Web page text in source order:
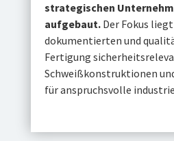
strategischen
aufgebaut.Der Fokus
dokumentierten und
Fertigung
Schweißkonstruktionen
für anspruchsvolle